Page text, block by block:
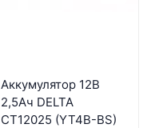
Аккумулятор 12В
2,5Ач DELTA
CT12025 (YT4B-BS)